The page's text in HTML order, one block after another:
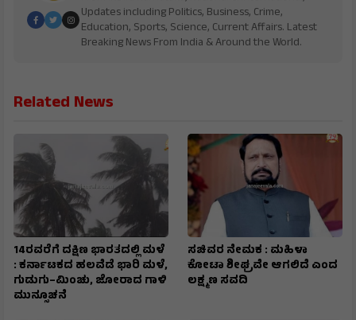
Updates including Politics, Business, Crime,
Education, Sports, Science, Current Affairs. Latest
Breaking News From India & Around the World.
Related News
14ರವರೆಗೆ ದಕ್ಷಿಣ ಭಾರತದಲ್ಲಿ ಮಳೆ
: ಕರ್ನಾಟಕದ ಹಲವೆಡೆ ಭಾರಿ ಮಳೆ,
ಗುಡುಗು–ಮಿಂಚು, ಜೋರಾದ ಗಾಳಿ
ಮುನ್ಸೂಚನೆ
ಸಚಿವರ ನೇಮಕ : ಮಹಿಳಾ
ಕೋಟಾ ಶೀಘ್ರವೇ ಆಗಲಿದೆ ಎಂದ
ಲಕ್ಷ್ಮಣ ಸವದಿ